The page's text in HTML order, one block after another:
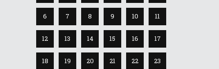
6 7 8 9 10 11
12 13 14 15 16 17
18 19 20 21 22 23